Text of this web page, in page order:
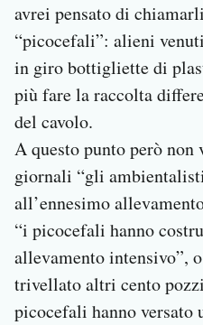
avrei pensato di
“picocefali”: alieni
in giro bottigliette di
più fare la raccolta
del cavolo.
A questo punto però
giornali “gli
all’ennesimo
“i picocefali hanno
allevamento intensivo”,
trivellato altri cento
picocefali hanno